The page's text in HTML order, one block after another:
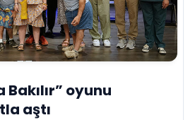
oyunu
aştı